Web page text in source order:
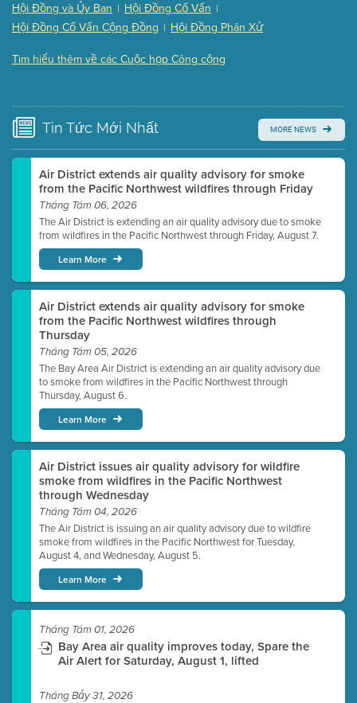
Presentation (Part 3 of 3) (168 Kb PDF , 3 pgs )
Meeting Details
Submit a comment
time.
Watch for real-time closed captioning with agenda
Learn more
Hội Đồng và Ủy Ban | Hội Đồng Cố Vấn |
Hội Đồng Cố Vấn Cộng Đồng | Hội Đồng Phân Xử
Tìm hiểu thêm về các Cuộc họp Công cộng
Tin Tức Mới Nhất MORE NEWS
Air District extends air quality advisory for smoke
from the Pacific Northwest wildfires through Friday
Tháng Tám 06, 2026
The Air District is extending an air quality advisory due to smoke
from wildfires in the Pacific Northwest through Friday, August 7.
Learn More
Air District extends air quality advisory for smoke
from the Pacific Northwest wildfires through
Thursday
Tháng Tám 05, 2026
The Bay Area Air District is extending an air quality advisory due
to smoke from wildfires in the Pacific Northwest through
Thursday, August 6.
Learn More
Air District issues air quality advisory for wildfire
smoke from wildfires in the Pacific Northwest
through Wednesday
Tháng Tám 04, 2026
The Air District is issuing an air quality advisory due to wildfire
smoke from wildfires in the Pacific Northwest for Tuesday,
August 4, and Wednesday, August 5.
Learn More
Tháng Tám 01, 2026
Bay Area air quality improves today, Spare the
Air Alert for Saturday, August 1, lifted
Tháng Bảy 31, 2026